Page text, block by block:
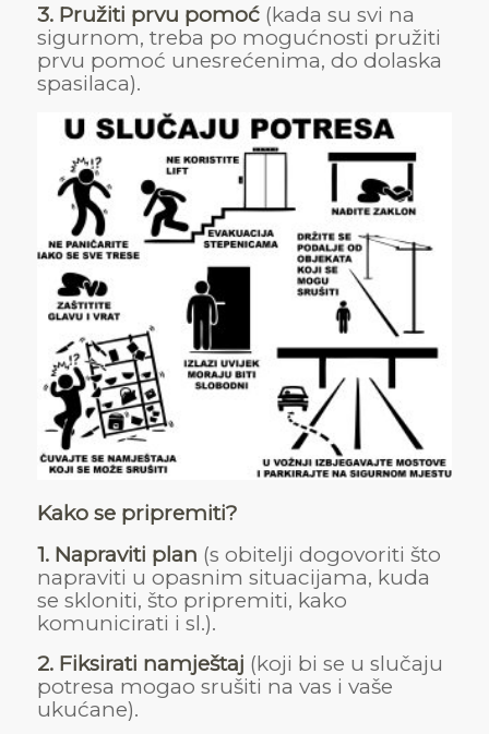
3. Pružiti prvu pomoć(kada su svi na
sigurnom, treba po mogućnosti pružiti
prvu pomoć unesrećenima, do dolaska
spasilaca).
Kako se pripremiti?
1. Napraviti plan (s obitelji dogovoriti što
napraviti u opasnim situacijama, kuda
se skloniti, što pripremiti, kako
komunicirati i sl.).
2. Fiksirati namještaj (koji bi se u slučaju
potresa mogao srušiti na vas i vaše
ukućane).